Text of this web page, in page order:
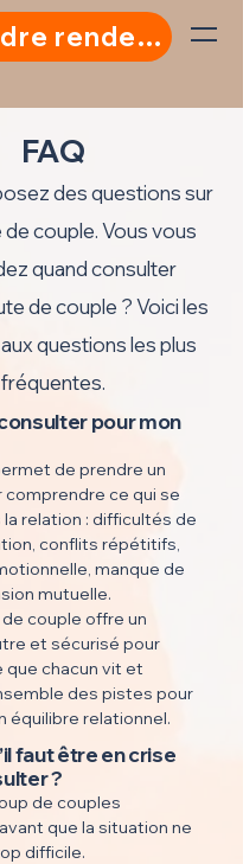
Prendre rendez-vous
FAQ
des questions sur
de couple. Vous vous
quand consulter
de couple ? Voici les
questions les plus
fréquentes.
pour mon
de prendre un
ce qui se
relation : difficultés de
conflits répétitifs,
manque de
mutuelle.
couple offre un
et sécurisé pour
que chacun vit et
des pistes pour
équilibre relationnel.
faut être en crise
?
de couples
que la situation ne
difficile.